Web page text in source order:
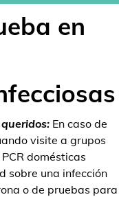
en
En caso de
visite a grupos
domésticas
sobre una infección
o de pruebas para